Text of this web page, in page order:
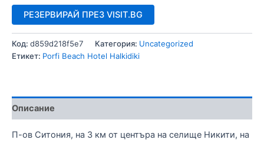
РЕЗЕРВИРАЙ ПРЕЗ VISIT.BG
Код: d859d218f5e7 Категория: Uncategorized
Етикет: Porfi Beach Hotel Halkidiki
Описание
П-ов Ситония, на 3 км от центъра на селище Никити, на